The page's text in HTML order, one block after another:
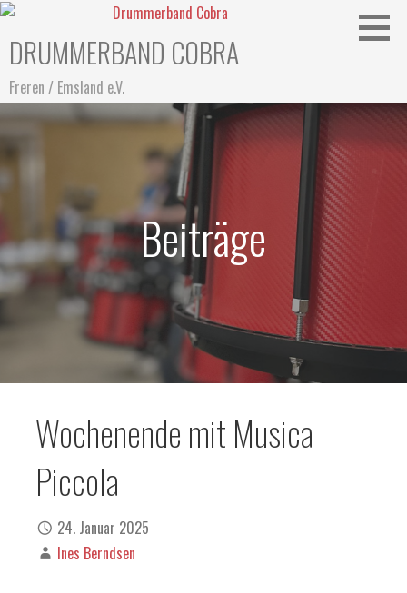
Zum
springen
DRUMMERBAND COBRA
Freren / Emsland e.V.
Beiträge
Wochenende mit Musica
Piccola
24. Januar 2025
Ines Berndsen